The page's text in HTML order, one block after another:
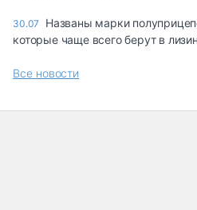
30.07
Названы марки
которые чаще всего берут в
Все новости